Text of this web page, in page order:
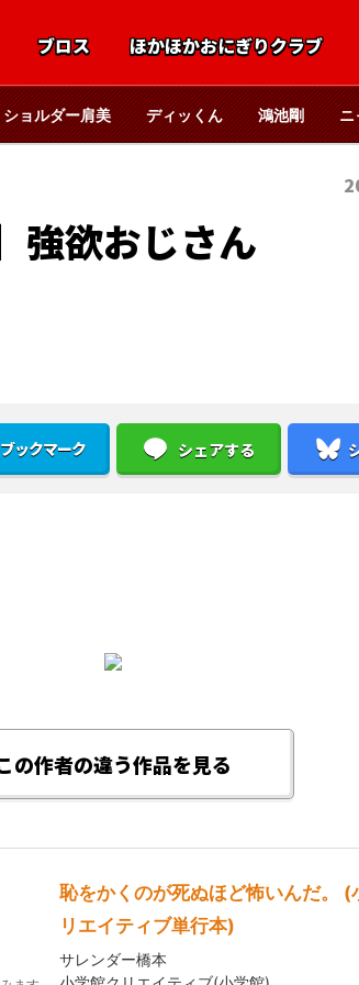
ブロス ほかほかおにぎりクラブ
ショルダー肩美 ディッくん 鴻池剛 ニ
強欲おじさん
ブックマーク シェアする
の作者の違う作品を見る
恥をかくのが死ぬほど怖いんだ。 (
リエイティブ単行本)
サレンダー橋本